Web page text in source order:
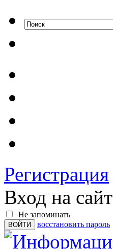
Регистрация
Вход на сайт
Не запоминать
восстановить пароль